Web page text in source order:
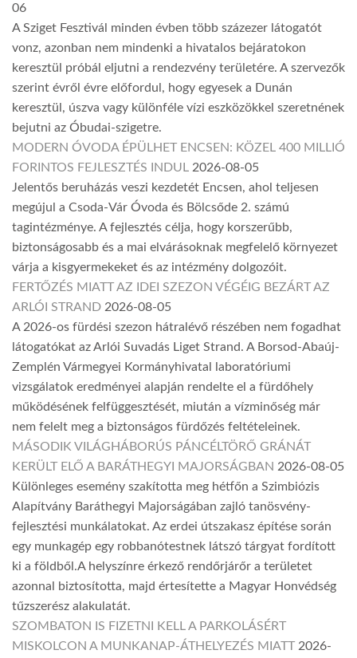
06
A Sziget Fesztivál minden évben több százezer látogatót
vonz, azonban nem mindenki a hivatalos bejáratokon
keresztül próbál eljutni a rendezvény területére. A szervezők
szerint évről évre előfordul, hogy egyesek a Dunán
keresztül, úszva vagy különféle vízi eszközökkel szeretnének
bejutni az Óbudai-szigetre.
MODERN ÓVODA ÉPÜLHET ENCSEN: KÖZEL 400 MILLIÓ
FORINTOS FEJLESZTÉS INDUL 2026-08-05
Jelentős beruházás veszi kezdetét Encsen, ahol teljesen
megújul a Csoda-Vár Óvoda és Bölcsőde 2. számú
tagintézménye. A fejlesztés célja, hogy korszerűbb,
biztonságosabb és a mai elvárásoknak megfelelő környezet
várja a kisgyermekeket és az intézmény dolgozóit.
FERTŐZÉS MIATT AZ IDEI SZEZON VÉGÉIG BEZÁRT AZ
ARLÓI STRAND 2026-08-05
A 2026-os fürdési szezon hátralévő részében nem fogadhat
látogatókat az Arlói Suvadás Liget Strand. A Borsod-Abaúj-
Zemplén Vármegyei Kormányhivatal laboratóriumi
vizsgálatok eredményei alapján rendelte el a fürdőhely
működésének felfüggesztését, miután a vízminőség már
nem felelt meg a biztonságos fürdőzés feltételeinek.
MÁSODIK VILÁGHÁBORÚS PÁNCÉLTÖRŐ GRÁNÁT
KERÜLT ELŐ A BARÁTHEGYI MAJORSÁGBAN 2026-08-05
Különleges esemény szakította meg hétfőn a Szimbiózis
Alapítvány Baráthegyi Majorságában zajló tanösvény-
fejlesztési munkálatokat. Az erdei útszakasz építése során
egy munkagép egy robbanótestnek látszó tárgyat fordított
ki a földből.A helyszínre érkező rendőrjárőr a területet
azonnal biztosította, majd értesítette a Magyar Honvédség
tűzszerész alakulatát.
SZOMBATON IS FIZETNI KELL A PARKOLÁSÉRT
MISKOLCON A MUNKANAP-ÁTHELYEZÉS MIATT 2026-